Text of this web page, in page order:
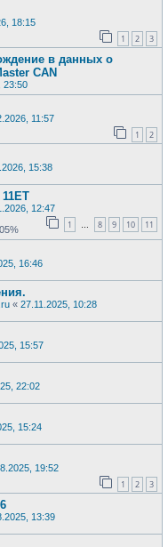
18:15
1 2 3
в данных о
CAN
23:50
11:57
1 2
15:38
12:47
1 … 8 9 10 11
16:46
« 27.11.2025, 10:28
15:57
22:02
15:24
19:52
1 2 3
13:39